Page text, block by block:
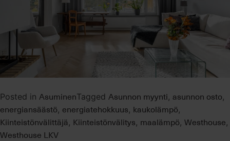
Posted in AsuminenTagged Asunnon myynti, asunnon osto,
energiansäästö, energiatehokkuus, kaukolämpö,
Kiinteistönvälittäjä, Kiinteistönvälitys, maalämpö, Westhouse,
Westhouse LKV